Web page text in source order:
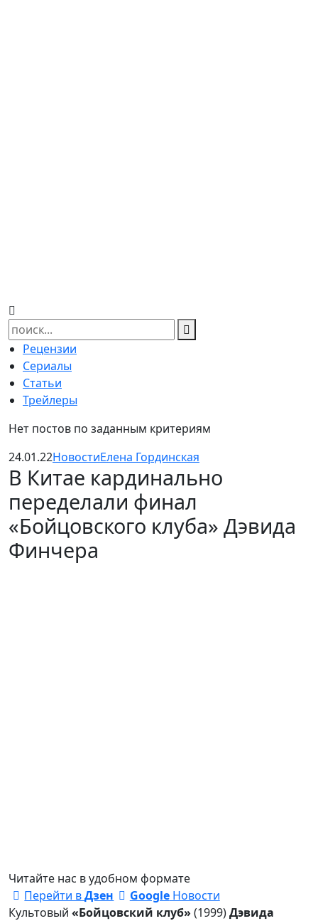
Найти:
Рецензии
Сериалы
Статьи
Трейлеры
Нет постов по заданным критериям
24.01.22НовостиЕлена Гординская
В Китае кардинально
переделали финал
«Бойцовского клуба» Дэвида
Финчера
Читайте нас в удобном формате
Перейти вДзен GoogleНовости
Культовый «Бойцовский клуб» (1999)Дэвида